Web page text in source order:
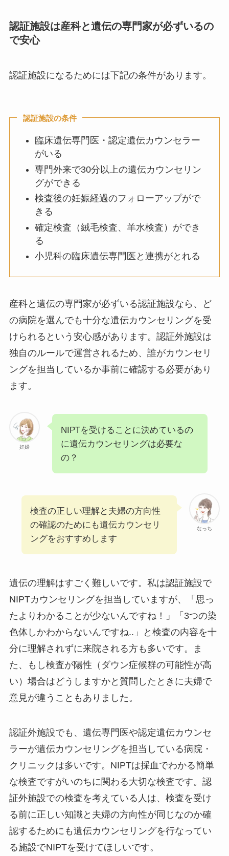
認証施設は産科と遺伝の専門家が必ずいるの
で安心
認証施設になるためには下記の条件があります。
認証施設の条件
臨床遺伝専門医・認定遺伝カウンセラー
がいる
専門外来で30分以上の遺伝カウンセリン
グができる
検査後の妊娠経過のフォローアップがで
きる
確定検査（絨毛検査、羊水検査）ができ
る
小児科の臨床遺伝専門医と連携がとれる
産科と遺伝の専門家が必ずいる認証施設なら、ど
の病院を選んでも十分な遺伝カウンセリングを受
けられるという安心感があります。認証外施設は
独自のルールで運営されるため、誰がカウンセリ
ングを担当しているか事前に確認する必要があり
ます。
妊婦
NIPTを受けることに決めているの
に遺伝カウンセリングは必要な
の？
なっち
検査の正しい理解と夫婦の方向性
の確認のためにも遺伝カウンセリ
ングをおすすめします
遺伝の理解はすごく難しいです。私は認証施設で
NIPTカウンセリングを担当していますが、「思っ
たよりわかることが少ないんですね！」「3つの染
色体しかわからないんですね..」と検査の内容を十
分に理解されずに来院される方も多いです。ま
た、もし検査が陽性（ダウン症候群の可能性が高
い）場合はどうしますかと質問したときに夫婦で
意見が違うこともありました。
認証外施設でも、遺伝専門医や認定遺伝カウンセ
ラーが遺伝カウンセリングを担当している病院・
クリニックは多いです。NIPTは採血でわかる簡単
な検査ですがいのちに関わる大切な検査です。認
証外施設での検査を考えている人は、検査を受け
る前に正しい知識と夫婦の方向性が同じなのか確
認するためにも遺伝カウンセリングを行なってい
る施設でNIPTを受けてほしいです。